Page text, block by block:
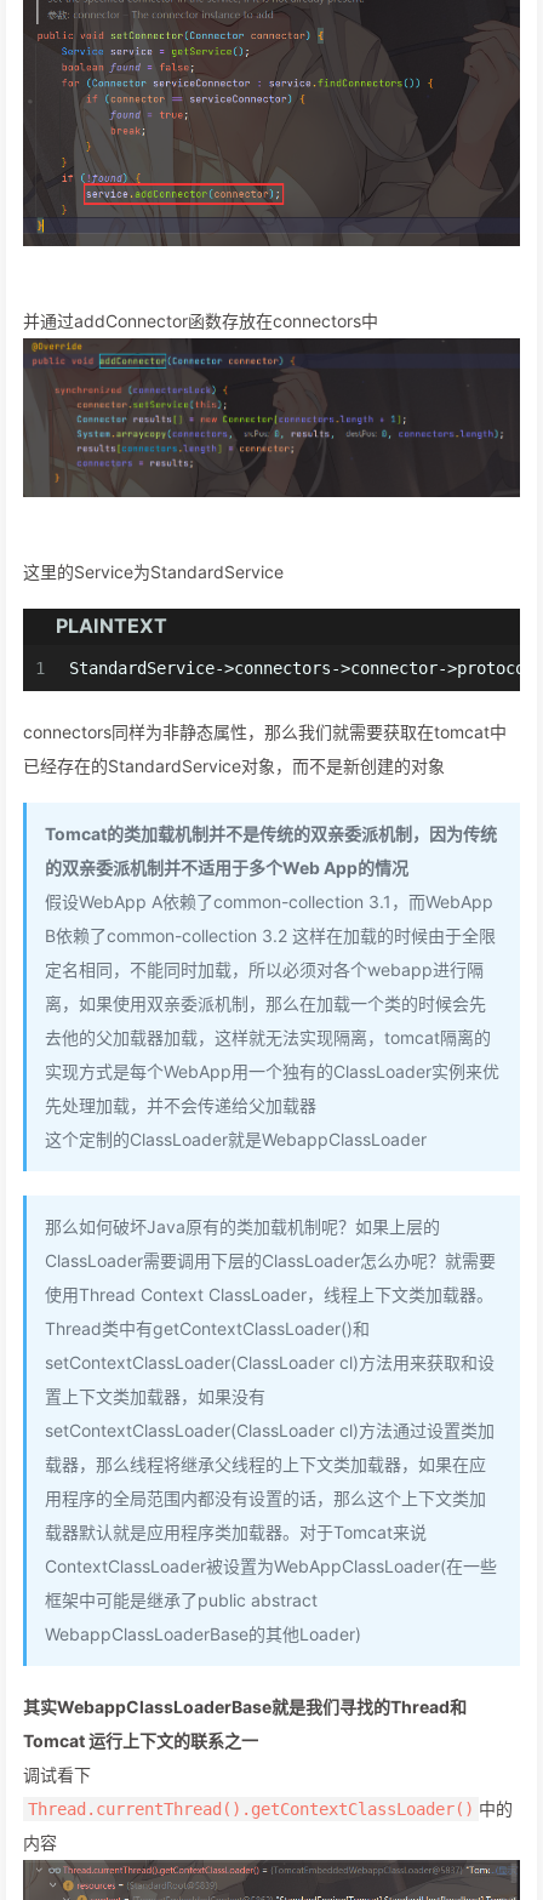
并通过addConnector函数存放在connectors中
这里的Service为StandardService
PLAINTEXT
1 StandardService->connectors->connector-
connectors同样为非静态属性，那么我们就需要获取在tomcat中
已经存在的StandardService对象，而不是新创建的对象
Tomcat的类加载机制并不是传统的双亲委派机制，因为传统
的双亲委派机制并不适用于多个Web App的情况
假设WebApp A依赖了common-collection 3.1，而WebApp
B依赖了common-collection 3.2 这样在加载的时候由于全限
定名相同，不能同时加载，所以必须对各个webapp进行隔
离，如果使用双亲委派机制，那么在加载一个类的时候会先
去他的父加载器加载，这样就无法实现隔离，tomcat隔离的
实现方式是每个WebApp用一个独有的ClassLoader实例来优
先处理加载，并不会传递给父加载器
这个定制的ClassLoader就是WebappClassLoader
那么如何破坏Java原有的类加载机制呢？如果上层的
ClassLoader需要调用下层的ClassLoader怎么办呢？就需要
使用Thread Context ClassLoader，线程上下文类加载器。
Thread类中有getContextClassLoader()和
setContextClassLoader(ClassLoader cl)方法用来获取和设
置上下文类加载器，如果没有
setContextClassLoader(ClassLoader cl)方法通过设置类加
载器，那么线程将继承父线程的上下文类加载器，如果在应
用程序的全局范围内都没有设置的话，那么这个上下文类加
载器默认就是应用程序类加载器。对于Tomcat来说
ContextClassLoader被设置为WebAppClassLoader(在一些
框架中可能是继承了public abstract
WebappClassLoaderBase的其他Loader)
其实WebappClassLoaderBase就是我们寻找的Thread和
Tomcat 运行上下文的联系之一
调试看下
Thread.currentThread().getContextClassLoader() 中的
内容